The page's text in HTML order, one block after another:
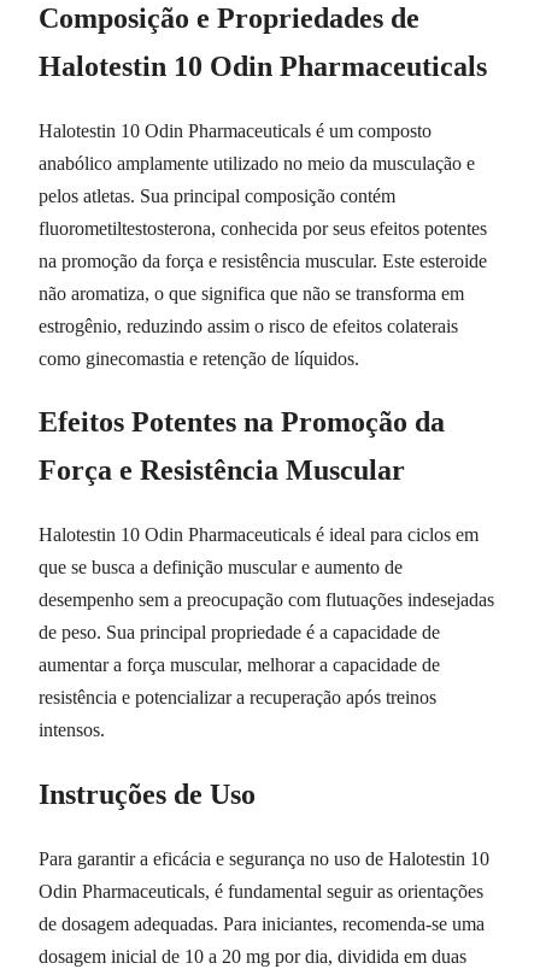
Composição e Propriedades de
Halotestin 10 Odin Pharmaceuticals
Halotestin 10 Odin Pharmaceuticals é um composto
anabólico amplamente utilizado no meio da musculação e
pelos atletas. Sua principal composição contém
fluorometiltestosterona, conhecida por seus efeitos potentes
na promoção da força e resistência muscular. Este esteroide
não aromatiza, o que significa que não se transforma em
estrogênio, reduzindo assim o risco de efeitos colaterais
como ginecomastia e retenção de líquidos.
Efeitos Potentes na Promoção da
Força e Resistência Muscular
Halotestin 10 Odin Pharmaceuticals é ideal para ciclos em
que se busca a definição muscular e aumento de
desempenho sem a preocupação com flutuações indesejadas
de peso. Sua principal propriedade é a capacidade de
aumentar a força muscular, melhorar a capacidade de
resistência e potencializar a recuperação após treinos
intensos.
Instruções de Uso
Para garantir a eficácia e segurança no uso de Halotestin 10
Odin Pharmaceuticals, é fundamental seguir as orientações
de dosagem adequadas. Para iniciantes, recomenda-se uma
dosagem inicial de 10 a 20 mg por dia, dividida em duas